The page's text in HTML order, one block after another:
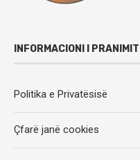
INFORMACIONI I PRANIMIT
Politika e Privatësisë
Çfarë janë cookies